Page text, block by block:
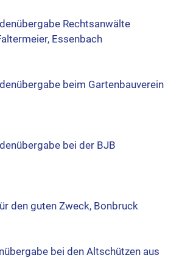
Rechtsanwälte
Essenbach
beim Gartenbauverein
bei der BJB
den guten Zweck, Bonbruck
bei den Altschützen aus